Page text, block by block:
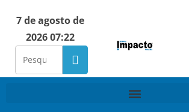
7 de agosto de
2026 07:22